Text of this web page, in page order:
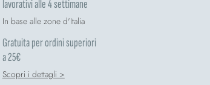
lavorativi alle 4 settimane
In base alle zone d'Italia
Gratuita per ordini superiori
a 25€
Scopri i dettagli >